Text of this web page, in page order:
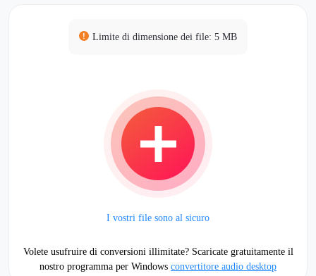
Limite di dimensione dei file: 5 MB
I vostri file sono al sicuro
Volete usufruire di conversioni illimitate? Scaricate gratuitamente il
nostro programma per Windows convertitore audio desktop